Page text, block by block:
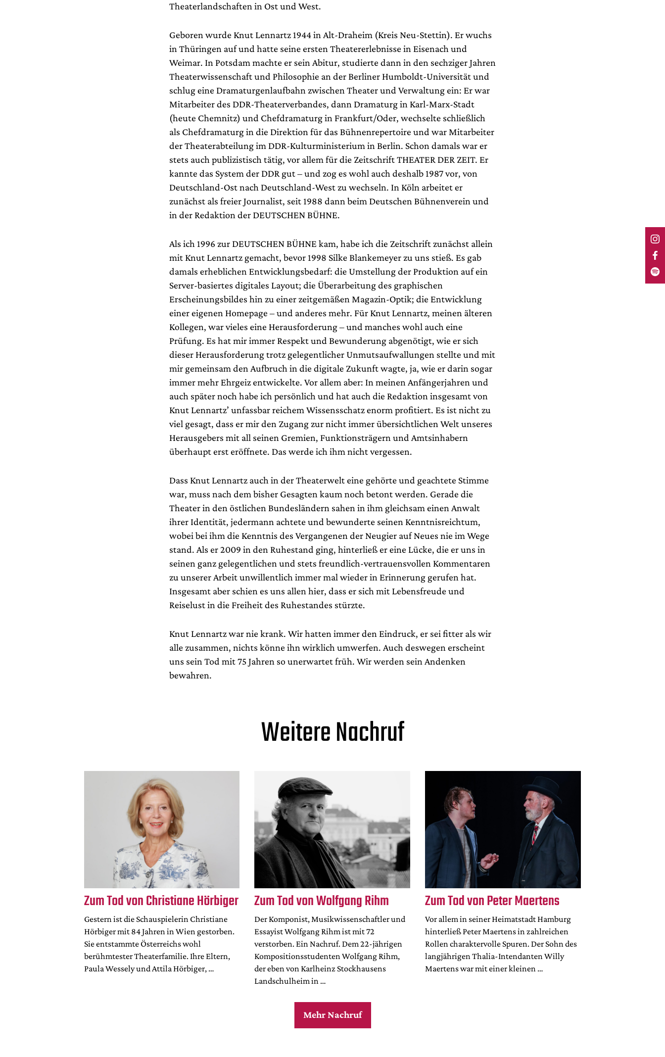
Theaterlandschaften in Ost und West.
Geboren wurde Knut Lennartz 1944 in Alt-Draheim (Kreis Neu-Stettin). Er wuchs
in Thüringen auf und hatte seine ersten Theatererlebnisse in Eisenach und
Weimar. In Potsdam machte er sein Abitur, studierte dann in den sechziger Jahren
Theaterwissenschaft und Philosophie an der Berliner Humboldt-Universität und
schlug eine Dramaturgenlaufbahn zwischen Theater und Verwaltung ein: Er war
Mitarbeiter des DDR-Theaterverbandes, dann Dramaturg in Karl-Marx-Stadt
(heute Chemnitz) und Chefdramaturg in Frankfurt/Oder, wechselte schließlich
als Chefdramaturg in die Direktion für das Bühnenrepertoire und war Mitarbeiter
der Theaterabteilung im DDR-Kulturministerium in Berlin. Schon damals war er
stets auch publizistisch tätig, vor allem für die Zeitschrift THEATER DER ZEIT. Er
kannte das System der DDR gut – und zog es wohl auch deshalb 1987 vor, von
Deutschland-Ost nach Deutschland-West zu wechseln. In Köln arbeitet er
zunächst als freier Journalist, seit 1988 dann beim Deutschen Bühnenverein und
in der Redaktion der DEUTSCHEN BÜHNE.
Als ich 1996 zur DEUTSCHEN BÜHNE kam, habe ich die Zeitschrift zunächst allein
mit Knut Lennartz gemacht, bevor 1998 Silke Blankemeyer zu uns stieß. Es gab
damals erheblichen Entwicklungsbedarf: die Umstellung der Produktion auf ein
Server-basiertes digitales Layout; die Überarbeitung des graphischen
Erscheinungsbildes hin zu einer zeitgemäßen Magazin-Optik; die Entwicklung
einer eigenen Homepage – und anderes mehr. Für Knut Lennartz, meinen älteren
Kollegen, war vieles eine Herausforderung – und manches wohl auch eine
Prüfung. Es hat mir immer Respekt und Bewunderung abgenötigt, wie er sich
dieser Herausforderung trotz gelegentlicher Unmutsaufwallungen stellte und mit
mir gemeinsam den Aufbruch in die digitale Zukunft wagte, ja, wie er darin sogar
immer mehr Ehrgeiz entwickelte. Vor allem aber: In meinen Anfängerjahren und
auch später noch habe ich persönlich und hat auch die Redaktion insgesamt von
Knut Lennartz’ unfassbar reichem Wissensschatz enorm profitiert. Es ist nicht zu
viel gesagt, dass er mir den Zugang zur nicht immer übersichtlichen Welt unseres
Herausgebers mit all seinen Gremien, Funktionsträgern und Amtsinhabern
überhaupt erst eröffnete. Das werde ich ihm nicht vergessen.
Dass Knut Lennartz auch in der Theaterwelt eine gehörte und geachtete Stimme
war, muss nach dem bisher Gesagten kaum noch betont werden. Gerade die
Theater in den östlichen Bundesländern sahen in ihm gleichsam einen Anwalt
ihrer Identität, jedermann achtete und bewunderte seinen Kenntnisreichtum,
wobei bei ihm die Kenntnis des Vergangenen der Neugier auf Neues nie im Wege
stand. Als er 2009 in den Ruhestand ging, hinterließ er eine Lücke, die er uns in
seinen ganz gelegentlichen und stets freundlich-vertrauensvollen Kommentaren
zu unserer Arbeit unwillentlich immer mal wieder in Erinnerung gerufen hat.
Insgesamt aber schien es uns allen hier, dass er sich mit Lebensfreude und
Reiselust in die Freiheit des Ruhestandes stürzte.
Knut Lennartz war nie krank. Wir hatten immer den Eindruck, er sei fitter als wir
alle zusammen, nichts könne ihn wirklich umwerfen. Auch deswegen erscheint
uns sein Tod mit 75 Jahren so unerwartet früh. Wir werden sein Andenken
bewahren.
Weitere Nachruf
Zum Tod von Christiane Hörbiger
Gestern ist die Schauspielerin Christiane
Hörbiger mit 84 Jahren in Wien gestorben.
Sie entstammte Österreichs wohl
berühmtester Theaterfamilie. Ihre Eltern,
Paula Wessely und Attila Hörbiger, …
Zum Tod von Wolfgang Rihm
Der Komponist, Musikwissenschaftler und
Essayist Wolfgang Rihm ist mit 72
verstorben. Ein Nachruf. Dem 22-jährigen
Kompositionsstudenten Wolfgang Rihm,
der eben von Karlheinz Stockhausens
Landschulheim in …
Zum Tod von Peter Maertens
Vor allem in seiner Heimatstadt Hamburg
hinterließ Peter Maertens in zahlreichen
Rollen charaktervolle Spuren. Der Sohn des
langjährigen Thalia-Intendanten Willy
Maertens war mit einer kleinen …
Mehr Nachruf